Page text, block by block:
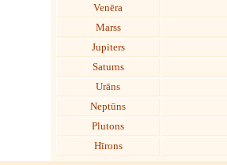
Venēra
Marss
Jupiters
Saturns
Urāns
Neptūns
Plutons
Hīrons